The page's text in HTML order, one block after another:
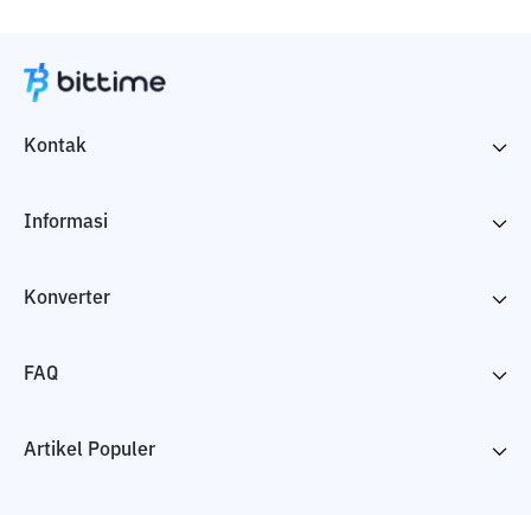
Kontak
Informasi
Konverter
FAQ
Artikel Populer